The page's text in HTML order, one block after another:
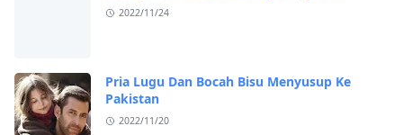
2022/11/24
Pria Lugu Dan Bocah Bisu Menyusup Ke
Pakistan
2022/11/20